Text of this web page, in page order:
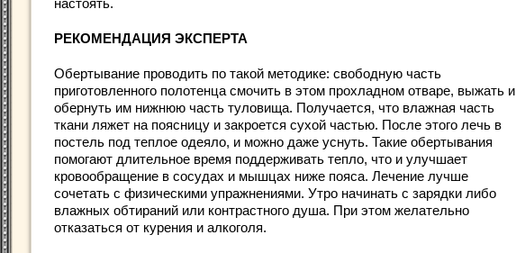
РЕКОМЕНДАЦИЯ ЭКСПЕРТА
Обертывание проводить по такой методике: свободную часть
приготовленного полотенца смочить в этом прохладном отваре, выжать и
обернуть им нижнюю часть туловища. Получается, что влажная часть
ткани ляжет на поясницу и закроется сухой частью. После этого лечь в
постель под теплое одеяло, и можно даже уснуть. Такие обертывания
помогают длительное время поддерживать тепло, что и улучшает
кровообращение в сосудах и мышцах ниже пояса. Лечение лучше
сочетать с физическими упражнениями. Утро начинать с зарядки либо
влажных обтираний или контрастного душа. При этом желательно
отказаться от курения и алкоголя.